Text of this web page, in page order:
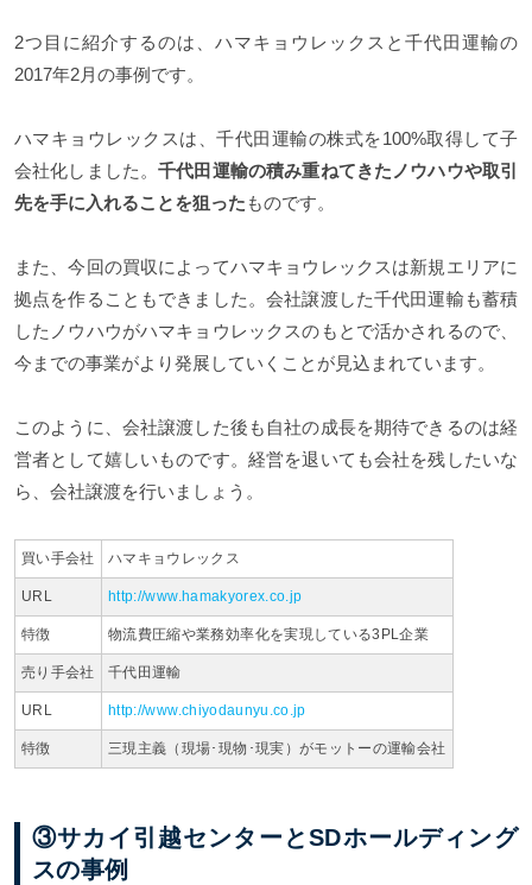
2つ目に紹介するのは、ハマキョウレックスと千代田運輸の
2017年2月の事例です。
ハマキョウレックスは、千代田運輸の株式を100%取得して子
会社化しました。千代田運輸の積み重ねてきたノウハウや取引
先を手に入れることを狙った ものです。
また、今回の買収によってハマキョウレックスは新規エリアに
拠点を作ることもできました。会社譲渡した千代田運輸も蓄積
したノウハウがハマキョウレックスのもとで活かされるので、
今までの事業がより発展していくことが見込まれています。
このように、会社譲渡した後も自社の成長を期待できるのは経
営者として嬉しいものです。経営を退いても会社を残したいな
ら、会社譲渡を行いましょう。
買い手会社 ハマキョウレックス
URL http://www.hamakyorex.co.jp
特徴 物流費圧縮や業務効率化を実現している3PL企業
売り手会社 千代田運輸
URL http://www.chiyodaunyu.co.jp
特徴 三現主義（現場･現物･現実）がモットーの運輸会社
③サカイ引越センターとSDホールディング
スの事例